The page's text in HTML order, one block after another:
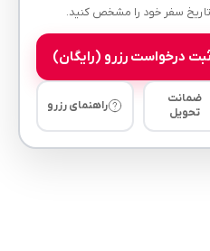
تاریخ سفر خود را مشخص کنید.
درخواست رزرو (رایگان)
ضمانت
تحویل
راهنمای رزرو